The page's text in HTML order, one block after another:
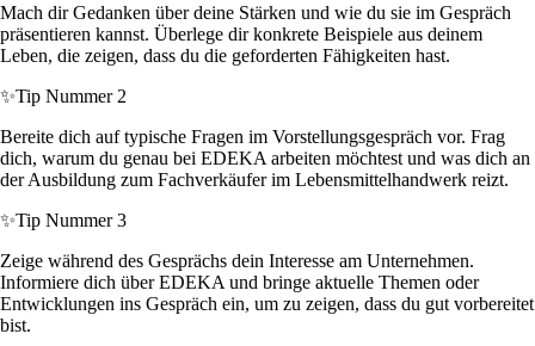
Mach dir Gedanken über deine Stärken und wie du sie im Gespräch
präsentieren kannst. Überlege dir konkrete Beispiele aus deinem
Leben, die zeigen, dass du die geforderten Fähigkeiten hast.
✨Tip Nummer 2
Bereite dich auf typische Fragen im Vorstellungsgespräch vor. Frag
dich, warum du genau bei EDEKA arbeiten möchtest und was dich an
der Ausbildung zum Fachverkäufer im Lebensmittelhandwerk reizt.
✨Tip Nummer 3
Zeige während des Gesprächs dein Interesse am Unternehmen.
Informiere dich über EDEKA und bringe aktuelle Themen oder
Entwicklungen ins Gespräch ein, um zu zeigen, dass du gut vorbereitet
bist.